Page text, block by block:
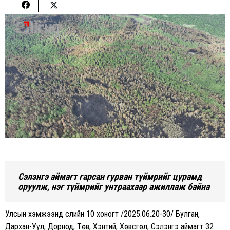
Share
on
Facebook
Share
on
Twitter
Сэлэнгэ аймагт гарсан гурван түймрийг цурамд
оруулж, нэг түймрийг унтраахаар ажиллаж байна
Улсын хэмжээнд сүүлийн 10 хоногт /2025.06.20-30/ Булган,
Дархан-Уул, Дорнод, Төв, Хэнтий, Хөвсгөл, Сэлэнгэ аймагт 32